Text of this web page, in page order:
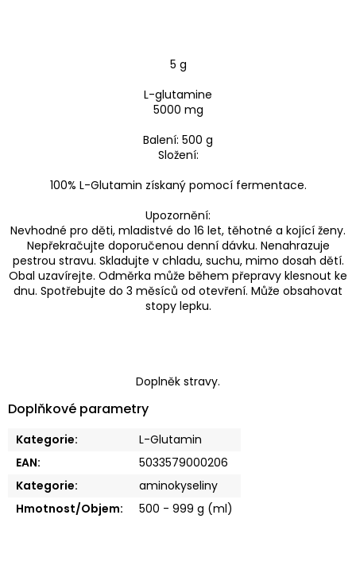
5 g
L-glutamine
5000 mg
Balení: 500 g
Složení:
100% L-Glutamin získaný pomocí fermentace.
Upozornění:
Nevhodné pro děti, mladistvé do 16 let, těhotné a kojící ženy.
Nepřekračujte doporučenou denní dávku. Nenahrazuje
pestrou stravu. Skladujte v chladu, suchu, mimo dosah dětí.
Obal uzavírejte. Odměrka může během přepravy klesnout ke
dnu. Spotřebujte do 3 měsíců od otevření. Může obsahovat
stopy lepku.
Doplněk stravy.
Doplňkové parametry
Kategorie:
L-Glutamin
EAN:
5033579000206
Kategorie:
aminokyseliny
Hmotnost/Objem: 500 - 999 g (ml)